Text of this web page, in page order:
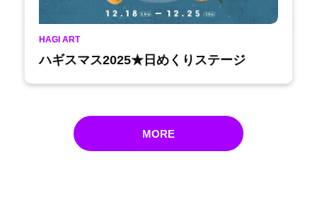
HAGI ART
ハギスマス2025★日めくりステージ
MORE